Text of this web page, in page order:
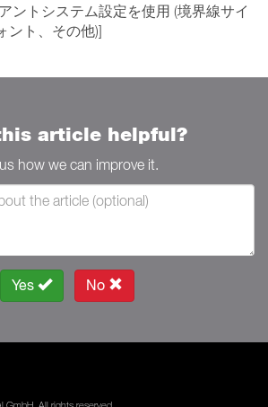
ントシステム設定を使用 (境界線サイ
ント、その他)]
article helpful?
how we can improve it.
Yes No